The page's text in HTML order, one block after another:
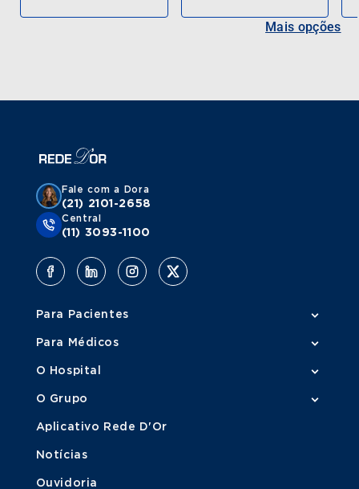
Mais opções
Fale com a Dora
(21) 2101-2658
Central
(11) 3093-1100
Para Pacientes
Para Médicos
O Hospital
O Grupo
Aplicativo Rede D'Or
Notícias
Ouvidoria